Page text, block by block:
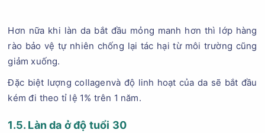
Hơn nữa khi làn da bắt đầu mỏng manh hơn thì lớp hàng
rào bảo vệ tự nhiên chống lại tác hại từ môi trường cũng
giảm xuống.
Đặc biệt lượng collagenvà độ linh hoạt của da sẽ bắt đầu
kém đi theo tỉ lệ 1% trên 1 năm.
1.5. Làn da ở độ tuổi 30